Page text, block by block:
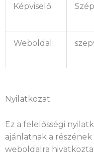
Képviselő:
Weboldal:
Nyilatkozat
Ez a felelősségi
ajánlatnak a
weboldalra